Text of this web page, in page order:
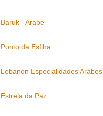
Baruk - Arabe
Ponto da Esfiha
Lebanon Especialidades Arabes
Estrela da Paz